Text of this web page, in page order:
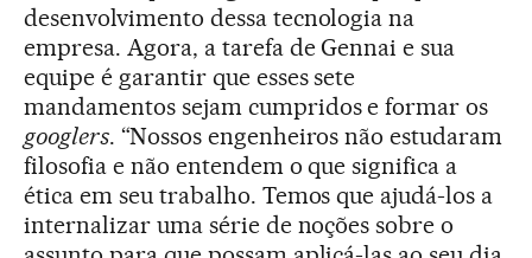
desenvolvimento dessa tecnologia na
empresa. Agora, a tarefa de Gennai e sua
equipe é garantir que esses sete
mandamentos sejam cumpridos e formar os
googlers. “Nossos engenheiros não estudaram
filosofia e não entendem o que significa a
ética em seu trabalho. Temos que ajudá-los a
internalizar uma série de noções sobre o